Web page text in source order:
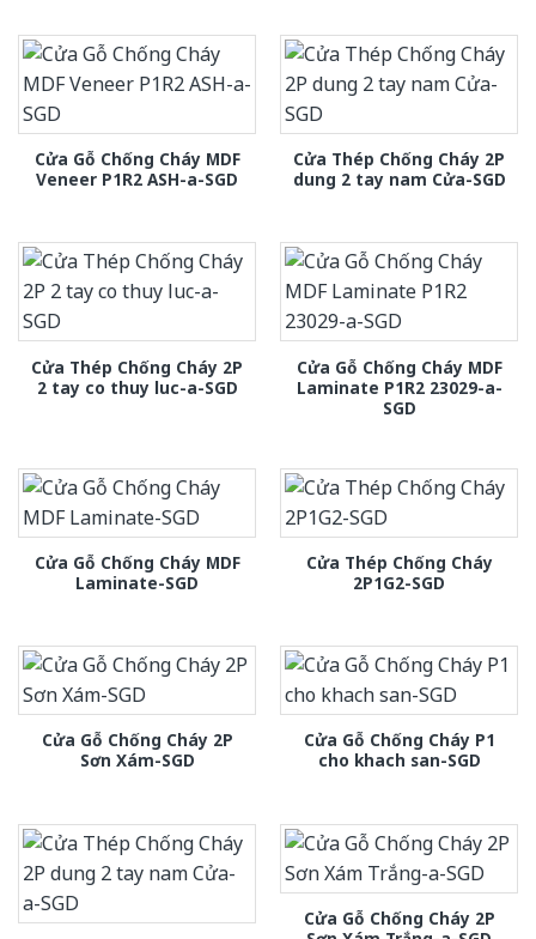
Cửa Gỗ Chống Cháy MDF
Veneer P1R2 ASH-a-SGD
Cửa Thép Chống Cháy 2P
dung 2 tay nam Cửa-SGD
Cửa Thép Chống Cháy 2P
2 tay co thuy luc-a-SGD
Cửa Gỗ Chống Cháy MDF
Laminate P1R2 23029-a-
SGD
Cửa Gỗ Chống Cháy MDF
Laminate-SGD
Cửa Thép Chống Cháy
2P1G2-SGD
Cửa Gỗ Chống Cháy 2P
Sơn Xám-SGD
Cửa Gỗ Chống Cháy P1
cho khach san-SGD
Cửa Gỗ Chống Cháy 2P